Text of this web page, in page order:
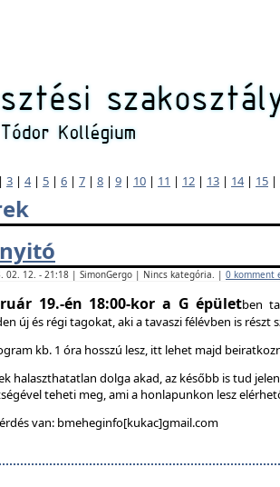
| 3 | 4| 5 | 6 | 7 | 8 | 9 | 10 | 11 | 12 | 13 | 14| 15 |
02. 12. - 21:18 | SimonGergo | Nincs kategória. | 0 komment
19.-én 18:00-kor a G épületben
új és régi tagokat, aki a tavaszi félévben is részt
kb. 1 óra hosszú lesz, itt lehet majd
halaszthatatlan dolga akad, az később is tud
teheti meg, ami a honlapunkon lesz
van: bmeheginfo[kukac]gmail.com